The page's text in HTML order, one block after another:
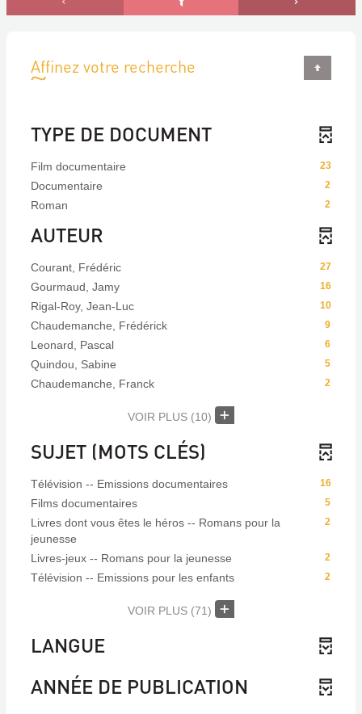
Affinez votre recherche
TYPE DE DOCUMENT
23
Film documentaire
2
Documentaire
2
Roman
AUTEUR
27
Courant, Frédéric
16
Gourmaud, Jamy
10
Rigal-Roy, Jean-Luc
9
Chaudemanche, Frédérick
6
Leonard, Pascal
5
Quindou, Sabine
2
Chaudemanche, Franck
VOIR PLUS (10)
SUJET (MOTS CLÉS)
16
Télévision -- Emissions documentaires
5
Films documentaires
2
Livres dont vous êtes le héros -- Romans pour la
jeunesse
2
Livres-jeux -- Romans pour la jeunesse
2
Télévision -- Emissions pour les enfants
VOIR PLUS (71)
LANGUE
ANNÉE DE PUBLICATION